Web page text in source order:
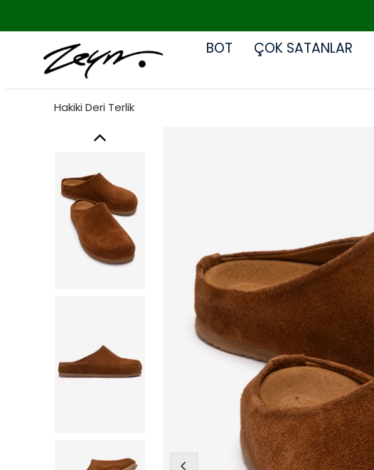
BOT ÇOK SATANLAR
Hakiki Deri Terlik